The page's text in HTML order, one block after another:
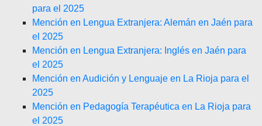
para el 2025
Mención en Lengua Extranjera: Alemán en Jaén para
el 2025
Mención en Lengua Extranjera: Inglés en Jaén para
el 2025
Mención en Audición y Lenguaje en La Rioja para el
2025
Mención en Pedagogía Terapéutica en La Rioja para
el 2025